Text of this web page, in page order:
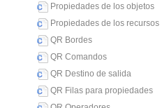
Propiedades de los objetos
Propiedades de los recursos
QR Bordes
QR Comandos
QR Destino de salida
QR Filas para propiedades